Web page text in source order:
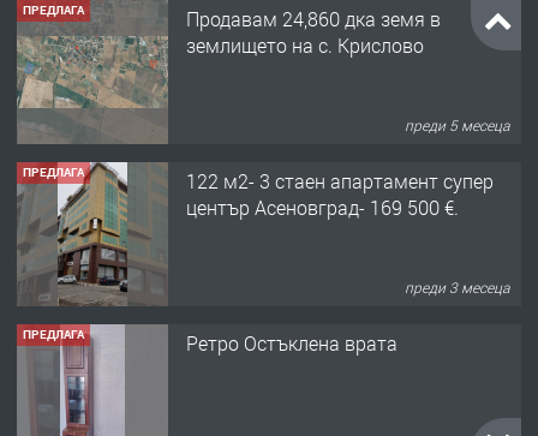
ПРЕДЛАГА
122 м2- 3 стаен апартамент супер
център Асеновград- 169 500 €.
преди 3 месеца
ПРЕДЛАГА Ретро Остъклена врата
преди 3 месеца
ПРЕДЛАГА
🌟HYUNDAI i10 - 2024 | Само 55 лв./